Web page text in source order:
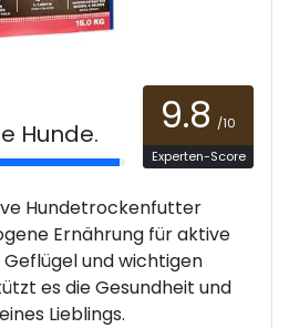
Hunde.
9.8 /10
Experten-Score
Hundetrockenfutter
Ernährung für aktive
und wichtigen
es die Gesundheit und
Lieblings.